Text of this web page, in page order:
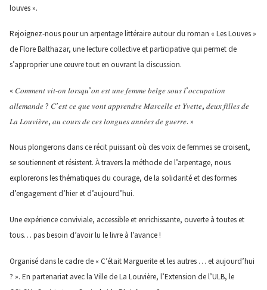
louves ».
Rejoignez-nous pour un arpentage littéraire autour du roman « Les Louves »
de Flore Balthazar, une lecture collective et participative qui permet de
s’approprier une œuvre tout en ouvrant la discussion.
« 𝐶𝑜𝑚𝑚𝑒𝑛𝑡 𝑣𝑖𝑡-𝑜𝑛 𝑙𝑜𝑟𝑠𝑞𝑢’𝑜𝑛 𝑒𝑠𝑡 𝑢𝑛𝑒 𝑓𝑒𝑚𝑚𝑒 𝑏𝑒𝑙𝑔𝑒 𝑠𝑜𝑢𝑠 𝑙’𝑜𝑐𝑐𝑢𝑝𝑎𝑡𝑖𝑜𝑛
𝑎𝑙𝑙𝑒𝑚𝑎𝑛𝑑𝑒 ? 𝐶’𝑒𝑠𝑡 𝑐𝑒 𝑞𝑢𝑒 𝑣𝑜𝑛𝑡 𝑎𝑝𝑝𝑟𝑒𝑛𝑑𝑟𝑒 𝑀𝑎𝑟𝑐𝑒𝑙𝑙𝑒 𝑒𝑡 𝑌𝑣𝑒𝑡𝑡𝑒, 𝑑𝑒𝑢𝑥 𝑓𝑖𝑙𝑙𝑒𝑠 𝑑𝑒
𝐿𝑎 𝐿𝑜𝑢𝑣𝑖𝑒̀𝑟𝑒, 𝑎𝑢 𝑐𝑜𝑢𝑟𝑠 𝑑𝑒 𝑐𝑒𝑠 𝑙𝑜𝑛𝑔𝑢𝑒𝑠 𝑎𝑛𝑛𝑒́𝑒𝑠 𝑑𝑒 𝑔𝑢𝑒𝑟𝑟𝑒. »
Nous plongerons dans ce récit puissant où des voix de femmes se croisent,
se soutiennent et résistent. À travers la méthode de l’arpentage, nous
explorerons les thématiques du courage, de la solidarité et des formes
d’engagement d’hier et d’aujourd’hui.
Une expérience conviviale, accessible et enrichissante, ouverte à toutes et
tous… pas besoin d’avoir lu le livre à l’avance !
Organisé dans le cadre de « C’était Marguerite et les autres … et aujourd’hui
? ». En partenariat avec la Ville de La Louvière, l’Extension de l’ULB, le